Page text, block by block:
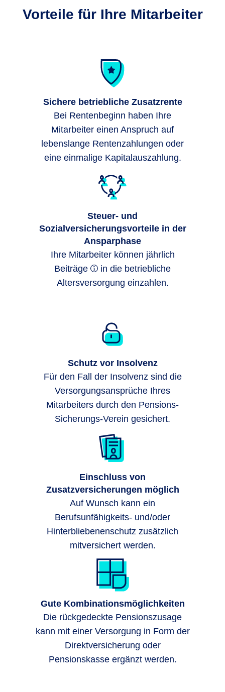
Vorteile für Ihre Mitarbeiter
Sichere betriebliche Zusatzrente
Bei Rentenbeginn haben Ihre
Mitarbeiter einen Anspruch auf
lebenslange Rentenzahlungen oder
eine einmalige Kapitalauszahlung.
Steuer- und
Sozialversicherungsvorteile in der
Ansparphase
Ihre Mitarbeiter können jährlich
Beiträge
in die betriebliche
Altersversorgung einzahlen.
Schutz vor Insolvenz
Für den Fall der Insolvenz sind die
Versorgungsansprüche Ihres
Mitarbeiters durch den Pensions-
Sicherungs-Verein gesichert.
Einschluss von
Zusatzversicherungen möglich
Auf Wunsch kann ein
Berufsunfähigkeits- und/oder
Hinterbliebenenschutz zusätzlich
mitversichert werden.
Gute Kombinationsmöglichkeiten
Die rückgedeckte Pensionszusage
kann mit einer Versorgung in Form der
Direktversicherung oder
Pensionskasse ergänzt werden.